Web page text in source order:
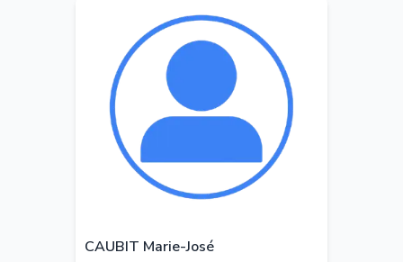
CAUBIT Marie-José